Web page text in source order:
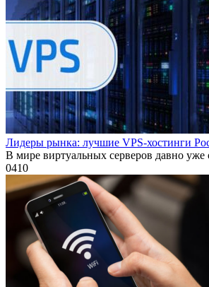
Лидеры рынка: лучшие VPS-хостинги
В мире виртуальных серверов давно уже
0410